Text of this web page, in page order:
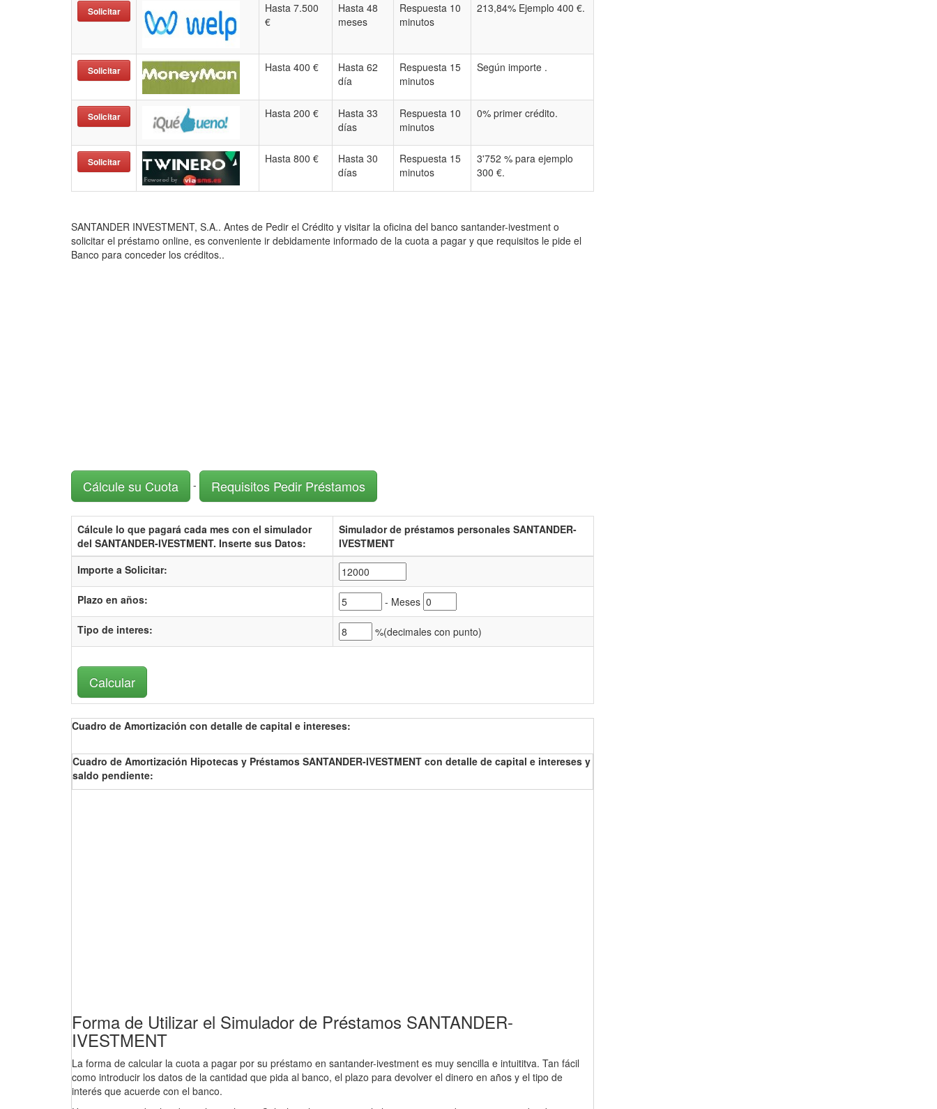
Solicitar
Hasta 7.500
€
Hasta 48
meses
Respuesta 10
minutos
213,84% Ejemplo 400 €.
Solicitar Hasta 400 €
Hasta 62
día
Respuesta 15
minutos
Según importe .
Solicitar Hasta 200 €
Hasta 33
días
Respuesta 10
minutos
0% primer crédito.
Solicitar Hasta 800 €
Hasta 30
días
Respuesta 15
minutos
3'752 % para ejemplo
300 €.
SANTANDER INVESTMENT, S.A.. Antes de Pedir el Crédito y visitar la oficina del banco santander-ivestment o
solicitar el préstamo online, es conveniente ir debidamente informado de la cuota a pagar y que requisitos le pide el
Banco para conceder los créditos..
Cálcule su Cuota - Requisitos Pedir Préstamos
Cálcule lo que pagará cada mes con el simulador
del SANTANDER-IVESTMENT. Inserte sus Datos:
Simulador de préstamos personales SANTANDER-
IVESTMENT
Importe a Solicitar:
Plazo en años:
- Meses
Tipo de interes: %(decimales con punto)
Cuadro de Amortización con detalle de capital e intereses:
Cuadro de Amortización Hipotecas y Préstamos SANTANDER-IVESTMENT con detalle de capital e intereses y
saldo pendiente:
Forma de Utilizar el Simulador de Préstamos SANTANDER-
IVESTMENT
La forma de calcular la cuota a pagar por su préstamo en santander-ivestment es muy sencilla e intuititva. Tan fácil
como introducir los datos de la cantidad que pida al banco, el plazo para devolver el dinero en años y el tipo de
interés que acuerde con el banco.